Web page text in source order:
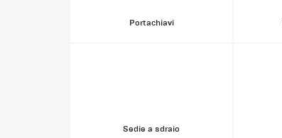
Portachiavi
Sedie a sdraio